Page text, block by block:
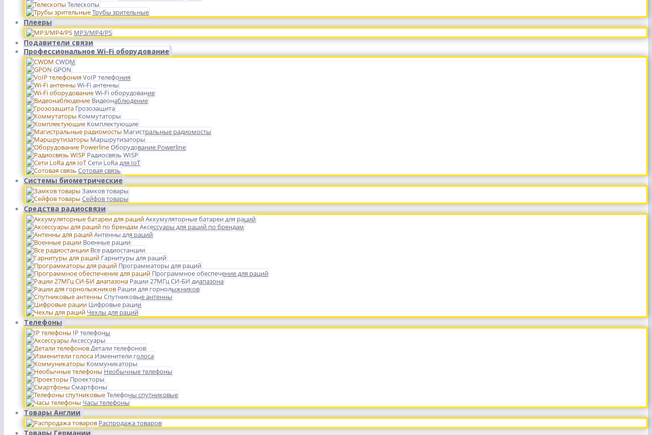
Телескопы
Трубы зрительные
Плееры
MP3/MP4/PS
Подавители связи
Профессиональное Wi-Fi оборудование
CWDM
GPON
VoIP телефония
Wi-Fi антенны
Wi-Fi оборудование
Видеонаблюдение
Грозозащита
Коммутаторы
Комплектующие
Магистральные радиомосты
Маршрутизаторы
Оборудование Powerline
Радиосвязь WISP
Сети LoRa для IoT
Сотовая связь
Системы биометрические
Замков товары
Сейфов товары
Средства радиосвязи
Аккумуляторные батареи для раций
Аксессуары для раций по брендам
Антенны для раций
Военные рации
Все радиостанции
Гарнитуры для раций
Программаторы для раций
Программное обеспечение для раций
Рации 27МГц СИ-БИ диапазона
Рации для горнолыжников
Спутниковые антенны
Цифровые рации
Чехлы для раций
Телефоны
IP телефоны
Аксессуары
Детали телефонов
Изменители голоса
Коммуникаторы
Необычные телефоны
Проекторы
Смартфоны
Телефоны спутниковые
Часы телефоны
Товары Англии
Распродажа товаров
Товары Германии